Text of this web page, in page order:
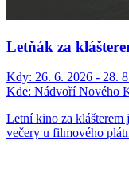
Letňák za
Kdy: 26. 6. 2026 - 28.
Kde: Nádvoří Nového
Letní kino za
večery u filmového